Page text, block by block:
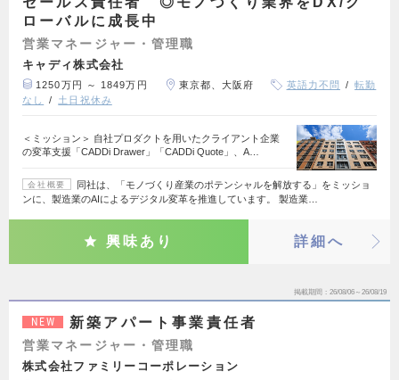
ローバルに成長中
営業マネージャー・管理職
キャディ株式会社
1250万円 ～ 1849万円 東京都、大阪府 英語力不問
転勤
なし
土日祝休み
＜ミッション＞ 自社プロダクトを用いたクライアント企業
の変革支援「CADDi Drawer」「CADDi Quote」、A…
会社概要
同社は、「モノづくり産業のポテンシャルを解放する」をミッショ
ンに、製造業のAIによるデジタル変革を推進しています。 製造業…
興味あり 詳細へ
掲載期間 26/08/06～26/08/19
NEW 新築アパート事業責任者
営業マネージャー・管理職
株式会社ファミリーコーポレーション